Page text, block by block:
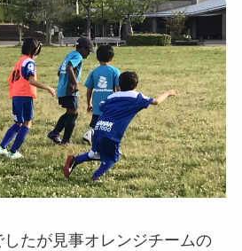
たが見事オレンジチームの